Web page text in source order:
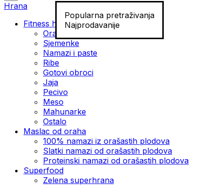
Popularna pretraživanja
Najprodavanije
Hrana
Fitness hrana
Orašasti plodovi
Sjemenke
Namazi i paste
Ribe
Gotovi obroci
Jaja
Pecivo
Meso
Mahunarke
Ostalo
Maslac od oraha
100% namazi iz orašastih plodova
Slatki namazi od orašastih plodova
Proteinski namazi od orašastih plodova
Superfood
Zelena superhrana